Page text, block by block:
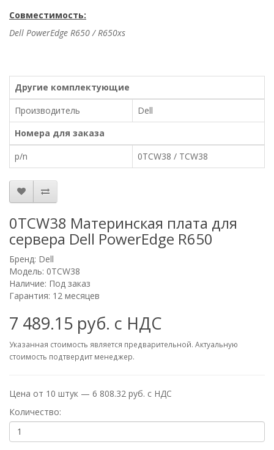
Совместимость:
Dell PowerEdge R650 / R650xs
Другие комплектующие
Производитель
Dell
Номера для заказа
p/n
0TCW38 / TCW38
0TCW38 Материнская плата для
сервера Dell PowerEdge R650
Бренд: Dell
Модель: 0TCW38
Наличие: Под заказ
Гарантия: 12 месяцев
7 489.15 руб. с НДС
Указанная стоимость является предварительной. Актуальную
стоимость подтвердит менеджер.
Цена от 10 штук — 6 808.32 руб. с НДС
Количество: